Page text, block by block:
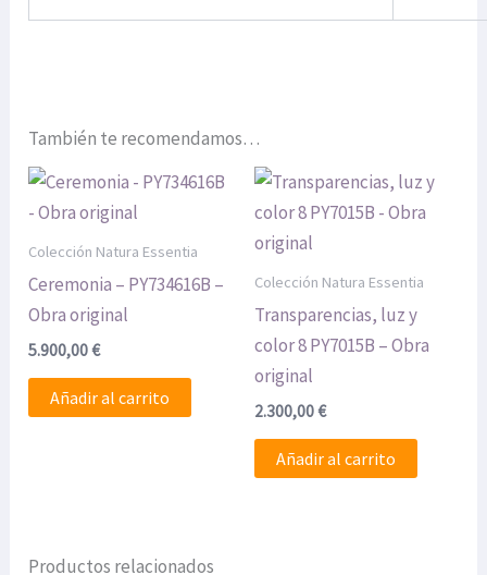
También te recomendamos…
Colección Natura Essentia
Ceremonia – PY734616B –
Obra original
5.900,00€
Añadir al carrito
Colección Natura Essentia
Transparencias, luz y
color 8 PY7015B – Obra
original
2.300,00€
Añadir al carrito
Productos relacionados